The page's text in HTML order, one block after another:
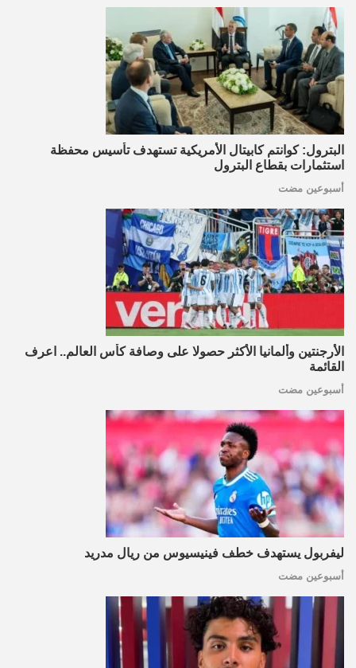
البترول: كوانتم كابيتال الأمريكية تستهدف تأسيس محفظة
استثمارات بقطاع البترول
أسبوعين مضت
الأرجنتين وألمانيا الأكثر حصولا على وصافة كأس العالم.. اعرف
القائمة
أسبوعين مضت
ليفربول يستهدف خطف فينيسيوس من ريال مدريد
أسبوعين مضت